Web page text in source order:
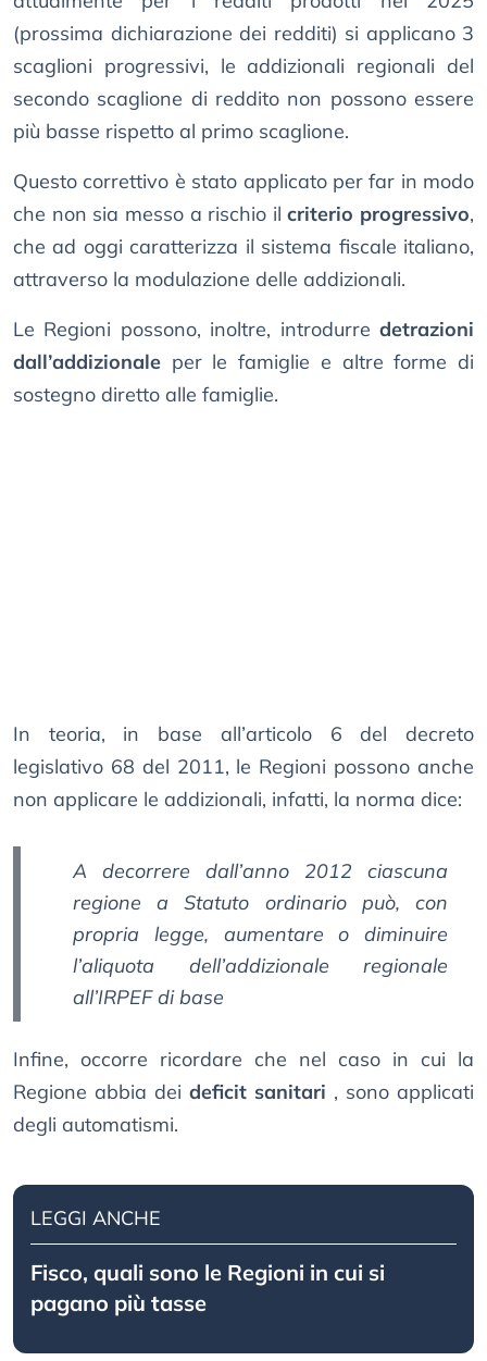
(prossima dichiarazione dei redditi) si applicano 3
scaglioni progressivi, le addizionali regionali del
secondo scaglione di reddito non possono essere
più basse rispetto al primo scaglione.
Questo correttivo è stato applicato per far in modo
che non sia messo a rischio ilcriterio progressivo,
che ad oggi caratterizza il sistema fiscale italiano,
attraverso la modulazione delle addizionali.
Le Regioni possono, inoltre, introdurre detrazioni
dall’addizionale per le famiglie e altre forme di
sostegno diretto alle famiglie.
In teoria, in base all’articolo 6 del decreto
legislativo 68 del 2011, le Regioni possono anche
non applicare le addizionali, infatti, la norma dice:
A decorrere dall’anno 2012 ciascuna
regione a Statuto ordinario può, con
propria legge, aumentare o diminuire
l’aliquota dell’addizionale regionale
all’IRPEF di base
Infine, occorre ricordare che nel caso in cui la
Regione abbia dei deficit sanitari , sono applicati
degli automatismi.
LEGGI ANCHE
Fisco, quali sono le Regioni in cui si
pagano più tasse